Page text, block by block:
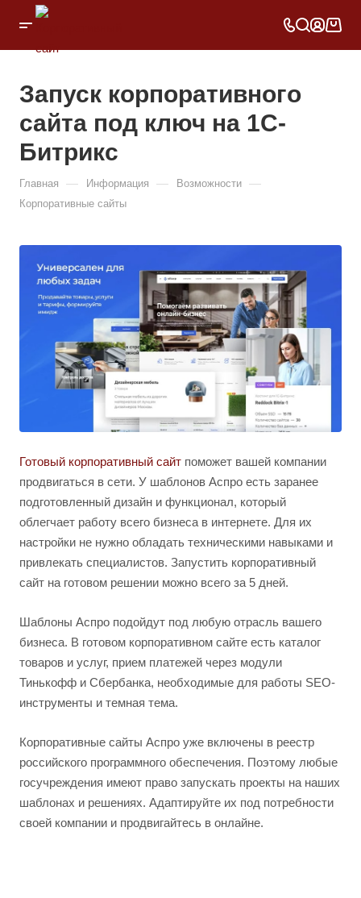
Запуск корпоративного
сайта под ключ на 1С-
Битрикс
Главная — Информация — Возможности —
Корпоративные сайты
Готовый корпоративный сайт поможет вашей компании
продвигаться в сети. У шаблонов Аспро есть заранее
подготовленный дизайн и функционал, который
облегчает работу всего бизнеса в интернете. Для их
настройки не нужно обладать техническими навыками и
привлекать специалистов. Запустить корпоративный
сайт на готовом решении можно всего за 5 дней.
Шаблоны Аспро подойдут под любую отрасль вашего
бизнеса. В готовом корпоративном сайте есть каталог
товаров и услуг, прием платежей через модули
Тинькофф и Сбербанка, необходимые для работы SEO-
инструменты и темная тема.
Корпоративные сайты Аспро уже включены в реестр
российского программного обеспечения. Поэтому любые
госучреждения имеют право запускать проекты на наших
шаблонах и решениях. Адаптируйте их под потребности
своей компании и продвигайтесь в онлайне.